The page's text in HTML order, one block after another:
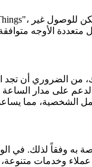
من الضروري أن
على مدار
به وفقاً لذلك.